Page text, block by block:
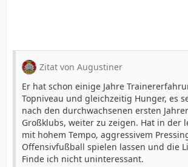
Zitat von Augustiner
Er hat schon einige Jahre
Topniveau und gleichzeitig Hunger, es
nach den durchwachsenen ersten
Großklubs, weiter zu zeigen. Hat in der
mit hohem Tempo, aggressivem
Offensivfußball spielen lassen und die
Finde ich nicht uninteressant.